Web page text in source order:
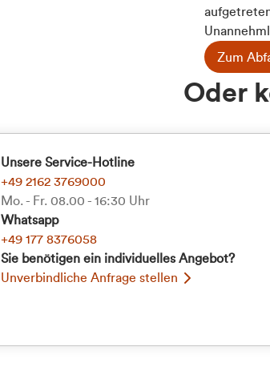
Zu
Zum
Oder
Unsere Service-Hotline
+49 2162 3769000
Mo. - Fr. 08.00 - 16:30 Uhr
Whatsapp
+49 177 8376058
Sie benötigen ein individuelles Angebot?
Unverbindliche Anfrage stellen